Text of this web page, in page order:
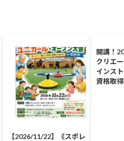
【2026/11/22】《スポレ
開講！
クリエー
インスト
資格取得